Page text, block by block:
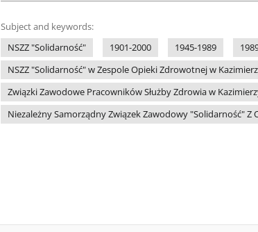
Subject and keywords:
NSZZ "Solidarność"
1901-2000 1945-1989
NSZZ "Solidarność" w Zespole Opieki Zdrowotnej w
Związki Zawodowe Pracowników Służby Zdrowia w
Niezależny Samorządny Związek Zawodowy "Solidarność" Z